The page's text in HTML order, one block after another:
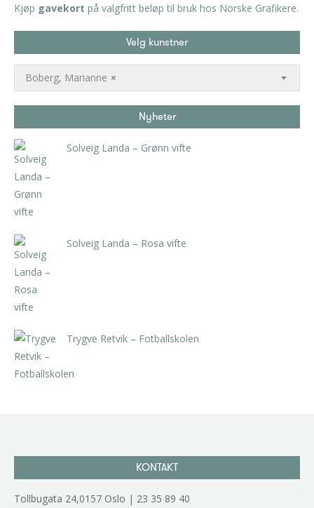
Kjøp gavekort på valgfritt beløp til bruk hos Norske Grafikere.
Velg kunstner
×
Boberg, Marianne
Nyheter
Solveig Landa – Grønn vifte
Solveig Landa – Rosa vifte
Trygve Retvik – Fotballskolen
KONTAKT
Tollbugata 24,0157 Oslo | 23 35 89 40